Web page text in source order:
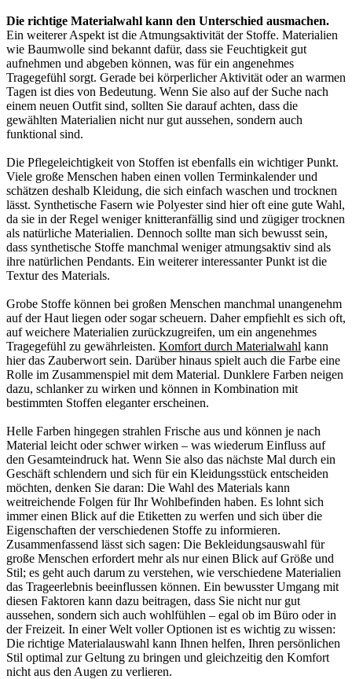
Die richtige Materialwahl kann den Unterschied ausmachen.
Ein weiterer Aspekt ist die Atmungsaktivität der Stoffe. Materialien
wie Baumwolle sind bekannt dafür, dass sie Feuchtigkeit gut
aufnehmen und abgeben können, was für ein angenehmes
Tragegefühl sorgt. Gerade bei körperlicher Aktivität oder an warmen
Tagen ist dies von Bedeutung. Wenn Sie also auf der Suche nach
einem neuen Outfit sind, sollten Sie darauf achten, dass die
gewählten Materialien nicht nur gut aussehen, sondern auch
funktional sind.
Die Pflegeleichtigkeit von Stoffen ist ebenfalls ein wichtiger Punkt.
Viele große Menschen haben einen vollen Terminkalender und
schätzen deshalb Kleidung, die sich einfach waschen und trocknen
lässt. Synthetische Fasern wie Polyester sind hier oft eine gute Wahl,
da sie in der Regel weniger knitteranfällig sind und zügiger trocknen
als natürliche Materialien. Dennoch sollte man sich bewusst sein,
dass synthetische Stoffe manchmal weniger atmungsaktiv sind als
ihre natürlichen Pendants. Ein weiterer interessanter Punkt ist die
Textur des Materials.
Grobe Stoffe können bei großen Menschen manchmal unangenehm
auf der Haut liegen oder sogar scheuern. Daher empfiehlt es sich oft,
auf weichere Materialien zurückzugreifen, um ein angenehmes
Tragegefühl zu gewährleisten. Komfort durch Materialwahl kann
hier das Zauberwort sein. Darüber hinaus spielt auch die Farbe eine
Rolle im Zusammenspiel mit dem Material. Dunklere Farben neigen
dazu, schlanker zu wirken und können in Kombination mit
bestimmten Stoffen eleganter erscheinen.
Helle Farben hingegen strahlen Frische aus und können je nach
Material leicht oder schwer wirken – was wiederum Einfluss auf
den Gesamteindruck hat. Wenn Sie also das nächste Mal durch ein
Geschäft schlendern und sich für ein Kleidungsstück entscheiden
möchten, denken Sie daran: Die Wahl des Materials kann
weitreichende Folgen für Ihr Wohlbefinden haben. Es lohnt sich
immer einen Blick auf die Etiketten zu werfen und sich über die
Eigenschaften der verschiedenen Stoffe zu informieren.
Zusammenfassend lässt sich sagen: Die Bekleidungsauswahl für
große Menschen erfordert mehr als nur einen Blick auf Größe und
Stil; es geht auch darum zu verstehen, wie verschiedene Materialien
das Trageerlebnis beeinflussen können. Ein bewusster Umgang mit
diesen Faktoren kann dazu beitragen, dass Sie nicht nur gut
aussehen, sondern sich auch wohlfühlen – egal ob im Büro oder in
der Freizeit. In einer Welt voller Optionen ist es wichtig zu wissen:
Die richtige Materialauswahl kann Ihnen helfen, Ihren persönlichen
Stil optimal zur Geltung zu bringen und gleichzeitig den Komfort
nicht aus den Augen zu verlieren.